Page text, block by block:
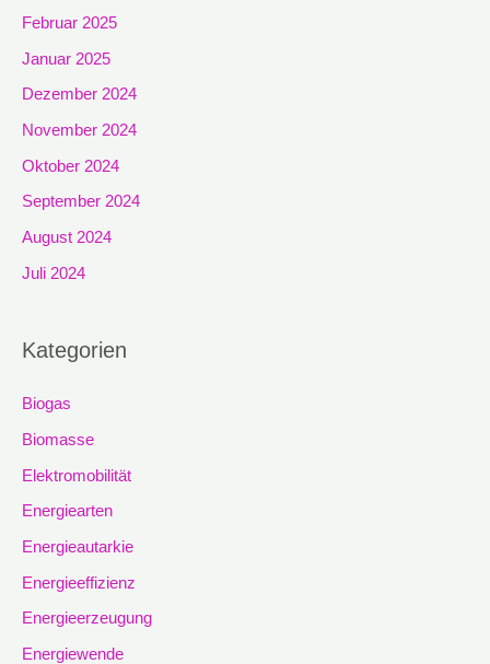
Februar 2025
Januar 2025
Dezember 2024
November 2024
Oktober 2024
September 2024
August 2024
Juli 2024
Kategorien
Biogas
Biomasse
Elektromobilität
Energiearten
Energieautarkie
Energieeffizienz
Energieerzeugung
Energiewende